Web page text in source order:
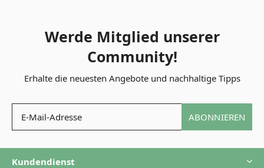
Werde Mitglied unserer
Community!
Erhalte die neuesten Angebote und nachhaltige Tipps
ABONNIEREN
Kundendienst